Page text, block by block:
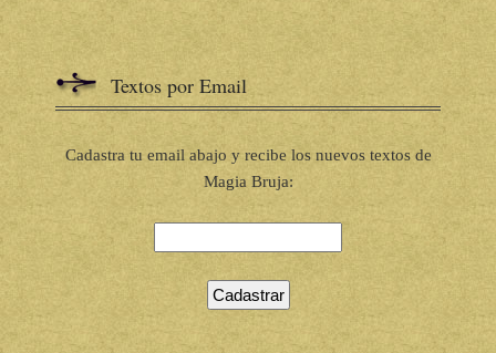
Textos por Email
Cadastra tu email abajo y recibe los nuevos textos de
Magia Bruja: